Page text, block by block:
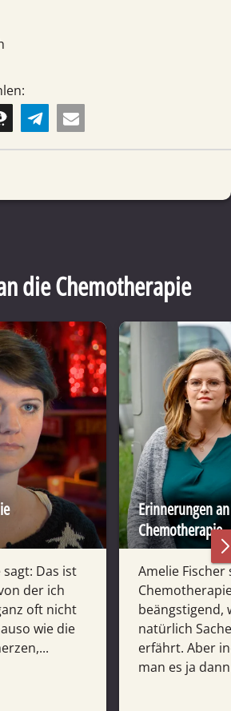
die Chemotherapie
sagt: Das ist
der ich
oft nicht
wie die
Erinnerungen
Chemotherapie
Amelie Fischer
beängstigend,
natürlich
erfährt. Aber
man es ja